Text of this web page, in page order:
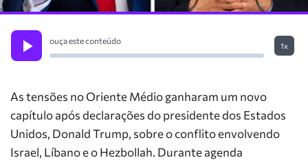
ouça este conteúdo
1x
As tensões no Oriente Médio ganharam um novo
capítulo após declarações do presidente dos Estados
Unidos, Donald Trump, sobre o conflito envolvendo
Israel, Líbano e o Hezbollah. Durante agenda